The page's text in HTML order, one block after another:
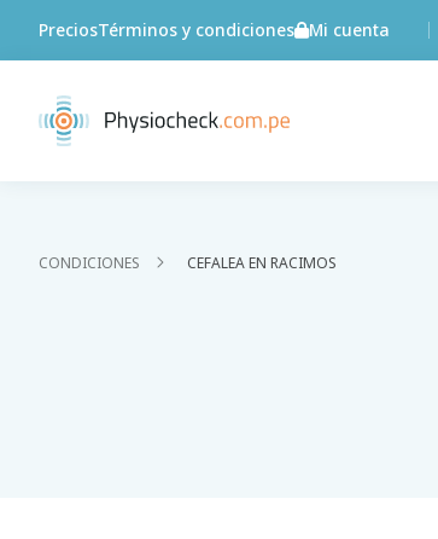
PreciosTérminos y condiciones Mi cuenta
CONDICIONES CEFALEA EN RACIMOS